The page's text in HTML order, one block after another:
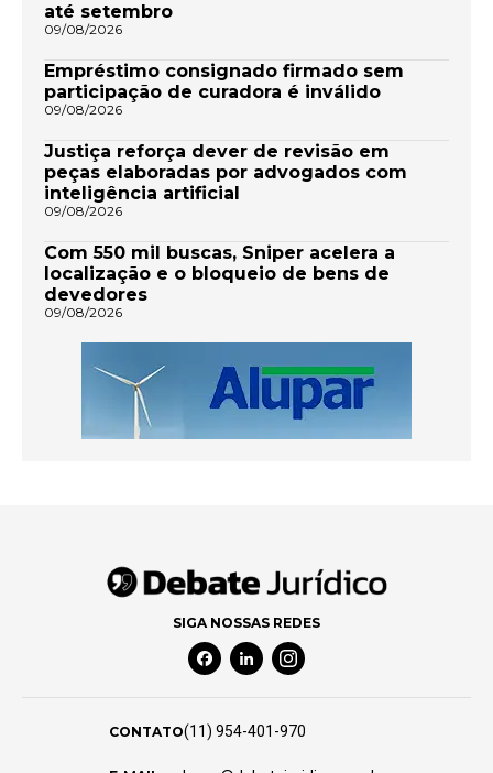
até setembro
09/08/2026
Empréstimo consignado firmado sem
participação de curadora é inválido
09/08/2026
Justiça reforça dever de revisão em
peças elaboradas por advogados com
inteligência artificial
09/08/2026
Com 550 mil buscas, Sniper acelera a
localização e o bloqueio de bens de
devedores
09/08/2026
SIGA NOSSAS REDES
Facebook Social Media
Linkedin Social Media
Instagram Social Media
CONTATO(11) 954-401-970